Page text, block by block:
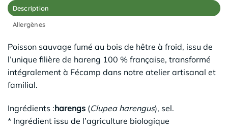
Description
Allergènes
Poisson sauvage fumé au bois de hêtre à froid, issu de
l’unique filière de hareng 100 % française, transformé
intégralement à Fécamp dans notre atelier artisanal et
familial.
Ingrédients :harengs (Clupea harengus), sel.
* Ingrédient issu de l’agriculture biologique